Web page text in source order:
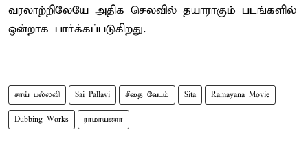
வரலாற்றிலேயே அதிக செலவில் தயாராகும் படங்களில்
ஒன்றாக பார்க்கப்படுகிறது.
சாய் பல்லவி Sai Pallavi சீதை வேடம் Sita Ramayana Movie
Dubbing Works ராமாயணா